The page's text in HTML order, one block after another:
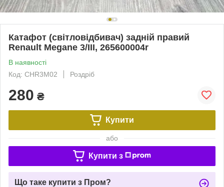
Катафот (світловідбивач) задній правий
Renault Megane 3/III, 265600004r
В наявності
Код: CHR3M02
Роздріб
280 ₴
Купити
або
Купити з
Що таке купити з Пром?